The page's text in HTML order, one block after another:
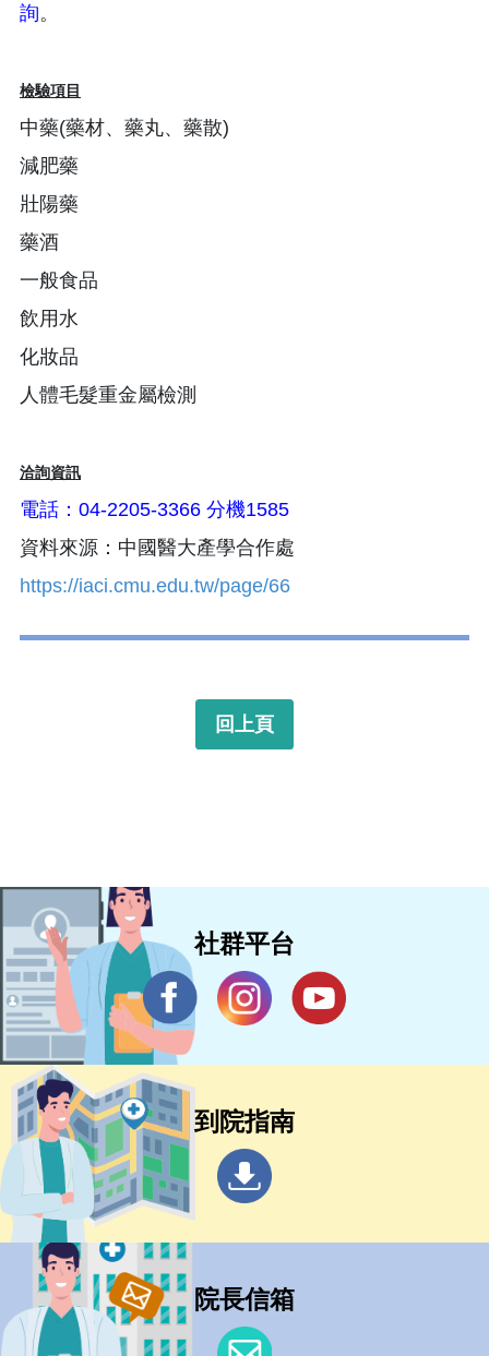
詢。
檢驗項目
中藥(藥材、藥丸、藥散)
減肥藥
壯陽藥
藥酒
一般食品
飲用水
化妝品
人體毛髮重金屬檢測
洽詢資訊
電話：04-2205-3366 分機1585
資料來源：中國醫大產學合作處
https://iaci.cmu.edu.tw/page/66
回上頁
社群平台
到院指南
院長信箱